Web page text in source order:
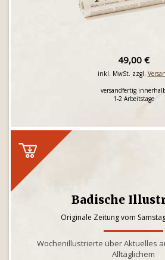
49,00 €
inkl. MwSt. zzgl.
versandfertig
1-2 Arbeitstage
Badische
Originale Zeitung vom
Wochenillustrierte über Aktuelles
Alltäglichem